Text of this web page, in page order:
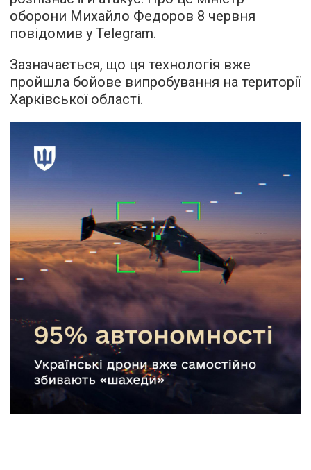
оборони Михайло Федоров 8 червня
повідомив у Telegram.
Зазначається, що ця технологія вже
пройшла бойове випробування на території
Харківської області.